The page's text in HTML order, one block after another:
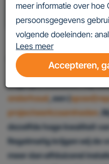
onderhoud , een (
projectwerkzaamheden .
dezelfde hoge kwaliteit
Regelmatig krijgen wij de
meer dan elfduizend
meer informatie over hoe
persoonsgegevens
volgende doeleinden:
de website en app,
personaliseren van
een apparaat opslaan
en niet
advertentiemeting,
productontwikkeling. Wij
gegevens gebruiken,
geeft.
Lees meer
Accepteren,